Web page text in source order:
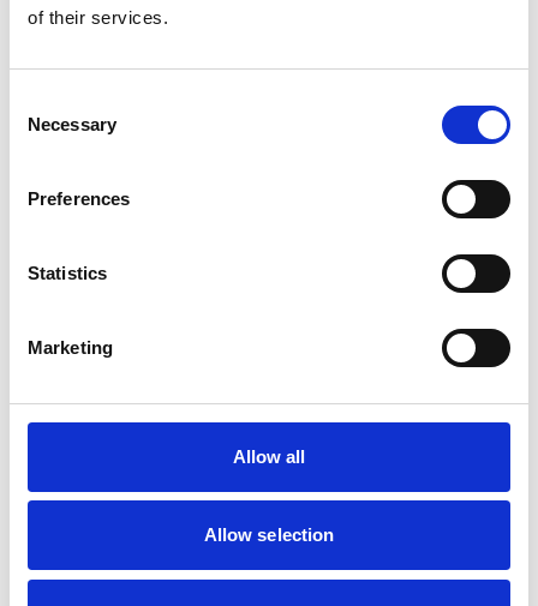
of their services.
Selection
Necessary
Preferences
Statistics
Marketing
Allow all
Allow selection
Animal Boulevard Speurlijn
met handvat, 8mm x10mtr
€22,95